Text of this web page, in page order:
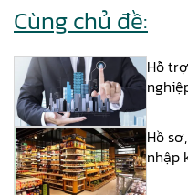
Cùng chủ đề:
Hỗ
Hồ
nhập